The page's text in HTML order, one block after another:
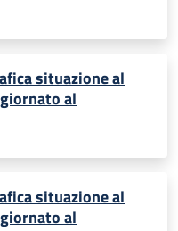
situazione al
al
situazione al
al